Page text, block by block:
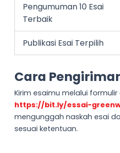
Pengumuman 10 Esai
Terbaik
Publikasi Esai Terpilih
Cara
Kirim esaimu melalui formulir
https://bit.ly/essai-
mengunggah naskah esai
sesuai ketentuan.